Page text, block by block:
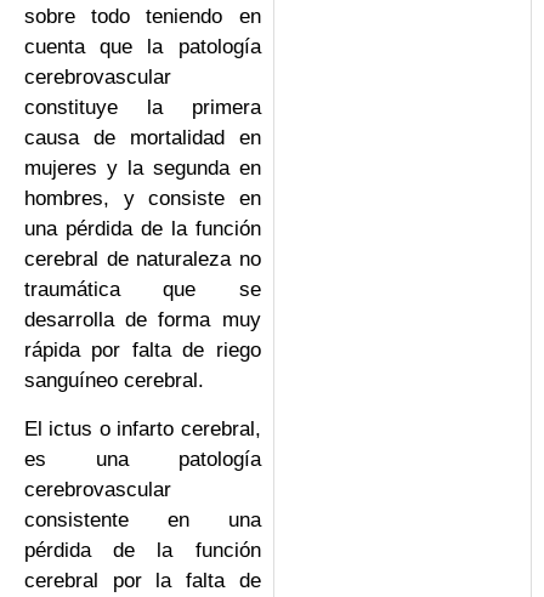
sobre todo teniendo en
cuenta que la patología
cerebrovascular
constituye la primera
causa de mortalidad en
mujeres y la segunda en
hombres, y consiste en
una pérdida de la función
cerebral de naturaleza no
traumática que se
desarrolla de forma muy
rápida por falta de riego
sanguíneo cerebral.
El ictus o infarto cerebral,
es una patología
cerebrovascular
consistente en una
pérdida de la función
cerebral por la falta de